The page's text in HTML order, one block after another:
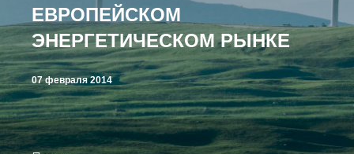
ЕВРОПЕЙСКОМ
ЭНЕРГЕТИЧЕСКОМ РЫНКЕ
07 февраля 2014